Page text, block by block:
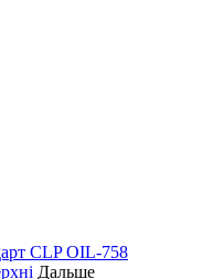
CLP OIL-758
Дальше